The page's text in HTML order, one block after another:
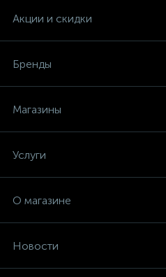
Акции и скидки
Бренды
Магазины
Услуги
О магазине
Новости